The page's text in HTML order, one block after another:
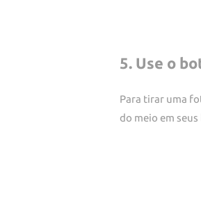
5. Use o
Para tirar uma
do meio em